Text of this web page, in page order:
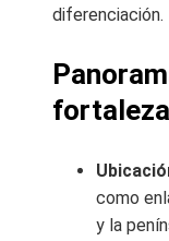
diferenciación.
como
y la